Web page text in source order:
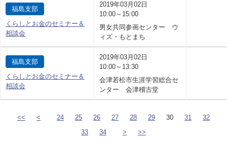
福島支部
くらしとお金のセミナー＆
相談会
2019年03月02日
10:00～15:00
男女共同参画センター ウ
ィズ・もとまち
福島支部
くらしとお金のセミナー＆
相談会
2019年03月02日
10:00～13:30
会津若松市生涯学習総合セ
ンター 会津稽古堂
<< < 24 25 26 27 28 29 30 31
32
33
34 > >>